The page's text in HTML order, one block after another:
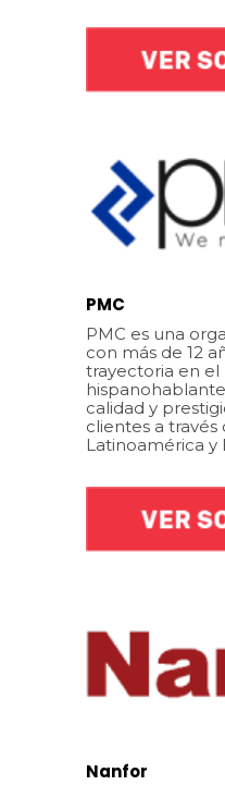
PMC
PMC es una
con más de 12
trayectoria en
calidad y
clientes a través
Latinoamérica y
Nanfor